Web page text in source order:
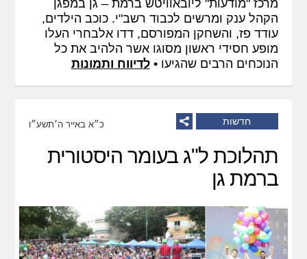
מרכז "מודעות" ליובאוויטש ברמת – גן במפגן
הקהל ענק ומרשים לכבוד רשב"י. כוכב הילדים,
עודד פז, והשחקן המפורסם, דדו אלבחרי העלו
מופע חסידי ראשון מסוגו אשר הלהיב את כל
הנוכחים הרבים שהגיעו •לדיווח ותמונות
חדשות כ״א באייר ה׳תשע״ו
תהלוכת ל"ג בעומר היסטורית
ברמת גן